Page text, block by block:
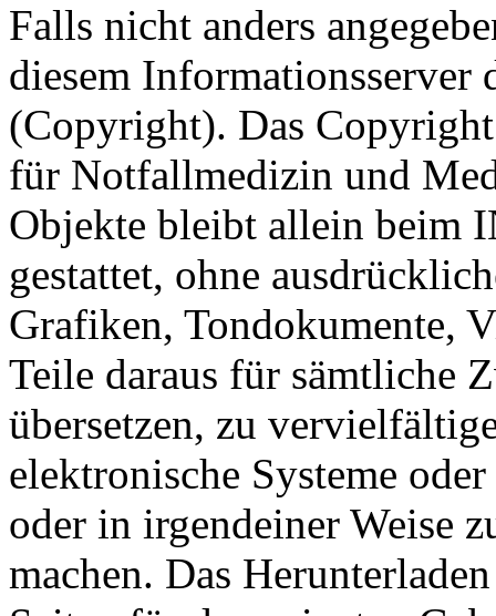
Falls nicht anders
diesem Informationsserver
(Copyright). Das
für Notfallmedizin und
Objekte bleibt allein beim
gestattet, ohne
Grafiken, Tondokumente,
Teile daraus für sämtliche
übersetzen, zu
elektronische Systeme
oder in irgendeiner Weise
machen. Das